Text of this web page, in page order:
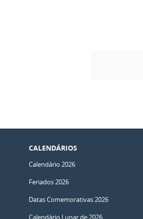
CALENDÁRIOS
Calendário 2026
Feriados 2026
Datas Comemorativas 2026
Calendário Lunar de 2026